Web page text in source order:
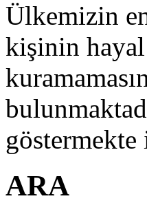
Ülkemizin
kişinin
ARA